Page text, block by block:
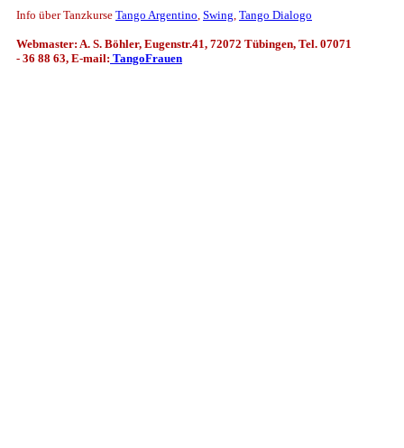
Info über Tanzkurse Tango Argentino, Swing, Tango Dialogo
Webmaster: A. S. Böhler, Eugenstr.41, 72072 Tübingen, Tel. 07071
- 36 88 63, E-mail: TangoFrauen